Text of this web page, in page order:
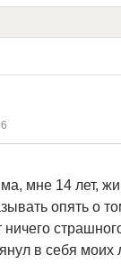
мне 14 лет,
опять о
ничего
в себя моих